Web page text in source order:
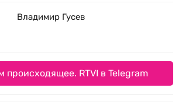
Владимир Гусев
происходящее. RTVI в Telegram